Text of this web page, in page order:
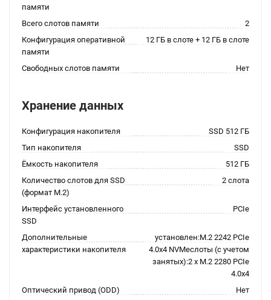
памяти
Всего слотов памяти
2
Конфигурация оперативной
памяти
12 ГБ в слоте + 12 ГБ в слоте
Свободных слотов памяти Нет
Хранение данных
Конфигурация накопителя
SSD 512 ГБ
Тип накопителя
SSD
Ёмкость накопителя
512 ГБ
Количество слотов для SSD
(формат M.2)
2 слота
Интерфейс установленного
SSD
PCIe
Дополнительные
характеристики накопителя
установлен:M.2 2242 PCIe
4.0x4 NVMeслоты (с учетом
занятых):2 x M.2 2280 PCIe
4.0x4
Оптический привод (ODD)
Нет